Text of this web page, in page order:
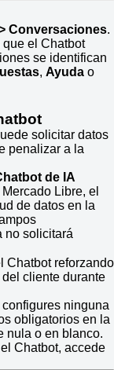
Conversaciones.
el Chatbot
se identifican
, Ayuda o
solicitar datos
penalizar a la
de IA
Libre, el
de datos en la
no solicitará
Chatbot reforzando
cliente durante
ninguna
obligatorios en la
nula o en blanco.
Chatbot, accede